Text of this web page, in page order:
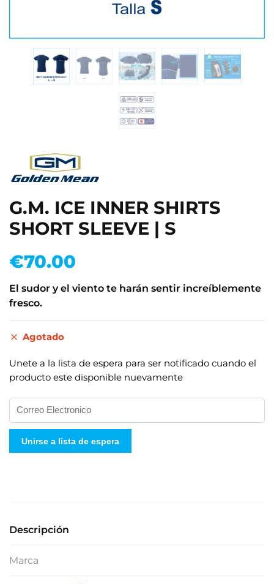
G.M. ICE INNER SHIRTS
SHORT SLEEVE | S
€70.00
El sudor y el viento te harán sentir increíblemente
fresco.
Agotado
Unete a la lista de espera para ser notificado cuando el
producto este disponible nuevamente
n
d
r
Unirse a lista de espera
Descripción
Marca